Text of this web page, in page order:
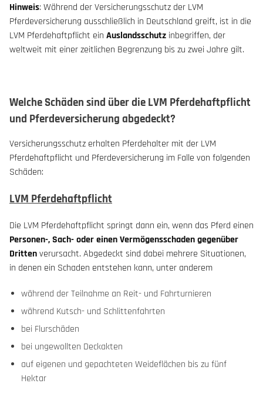
Hinweis: Während der Versicherungsschutz der LVM
Pferdeversicherung ausschließlich in Deutschland greift, ist in die
LVM Pferdehaftpflicht ein Auslandsschutz inbegriffen, der
weltweit mit einer zeitlichen Begrenzung bis zu zwei Jahre gilt.
Welche Schäden sind über die LVM Pferdehaftpflicht
und Pferdeversicherung abgedeckt?
Versicherungsschutz erhalten Pferdehalter mit der LVM
Pferdehaftpflicht und Pferdeversicherung im Falle von folgenden
Schäden:
LVM Pferdehaftpflicht
Die LVM Pferdehaftpflicht springt dann ein, wenn das Pferd einen
Personen-, Sach- oder einen Vermögensschaden gegenüber
Drittenverursacht. Abgedeckt sind dabei mehrere Situationen,
in denen ein Schaden entstehen kann, unter anderem
während der Teilnahme an Reit- und Fahrturnieren
während Kutsch- und Schlittenfahrten
bei Flurschäden
bei ungewollten Deckakten
auf eigenen und gepachteten Weideflächen bis zu fünf
Hektar